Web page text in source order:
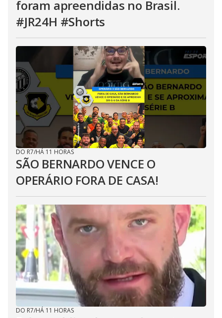
foram apreendidas no Brasil.
#JR24H #Shorts
DO R7/HÁ 11 HORAS
SÃO BERNARDO VENCE O
OPERÁRIO FORA DE CASA!
DO R7/HÁ 11 HORAS